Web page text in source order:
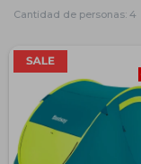
Cantidad de personas: 4